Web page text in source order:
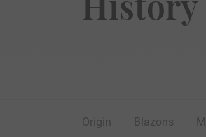
Origin Blazons